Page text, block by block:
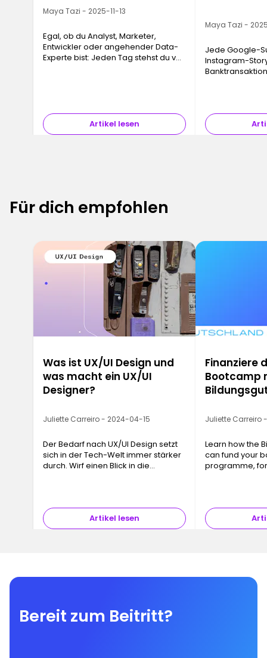
Maya Tazi - 2025-11-13
Egal, ob du Analyst, Marketer,
Entwickler oder angehender Data-
Experte bist: Jeden Tag stehst du vor
Artikel lesen
Maya Tazi -
Jede Google-
Instagram-
das physische
Für dich empfohlen
Was ist UX/UI Design und
was macht ein UX/UI
Designer?
Juliette Carreiro - 2024-04-15
Der Bedarf nach UX/UI Design setzt
sich in der Tech-Welt immer stärker
durch. Wirf einen Blick in die
Artikel lesen
Finanziere
Bootcamp
Juliette Carreiro
Learn how the
can fund your
programme,
Bereit zum Beitritt?